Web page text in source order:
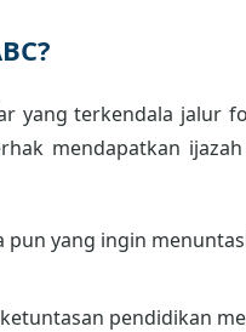
yang terkendala jalur
mendapatkan
pun yang ingin
pendidikan